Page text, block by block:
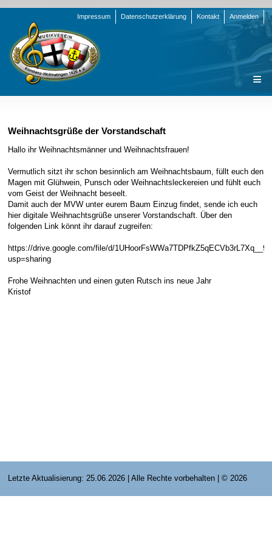
Navigation
Impressum Datenschutzerklärung Kontakt Anmelden
Verein
Vorstand
Team Jugend
Funktionsträger
Satzung/Ordnungen
Formulare
Orchester
Stammorchester
Jugendkapelle
Instrumenten-Serie
Nachrichten
Startseite
Stammorchester
Jugendkapelle
Interne Infos
Newsletter
E-Mail Strato
Termine
Presse
Jahr 2000 - 2004
Jahr 2005 - 2009
Jahr 2010 - 2014
Jahr 2015 - 2019
Geschichte
Bilder
Stammorchester
Jugendausbildung
Chronik
Vorstände
Sponsoren
Weihnachtsgrüße der Vorstandschaft
Hallo ihr Weihnachtsmänner und Weihnachtsfrauen!
Vermutlich sitzt ihr schon besinnlich am Weihnachtsbaum, füllt euch den
Magen mit Glühwein, Punsch oder Weihnachtsleckereien und fühlt euch
vom Geist der Weihnacht beseelt.
Damit auch der MVW unter eurem Baum Einzug findet, sende ich euch
hier digitale Weihnachtsgrüße unserer Vorstandschaft. Über den
folgenden Link könnt ihr darauf zugreifen:
https://drive.google.com/file/d/1UHoorFsWWa7TDPfkZ5qECVb3rL7Xq__9/
usp=sharing
Frohe Weihnachten und einen guten Rutsch ins neue Jahr
Kristof
Letzte Aktualisierung: 25.06.2026 | Alle Rechte vorbehalten | © 2026